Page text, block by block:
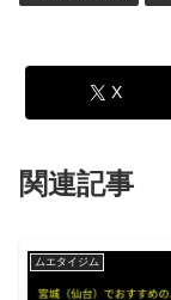
X
関連記事
ムエタイジム